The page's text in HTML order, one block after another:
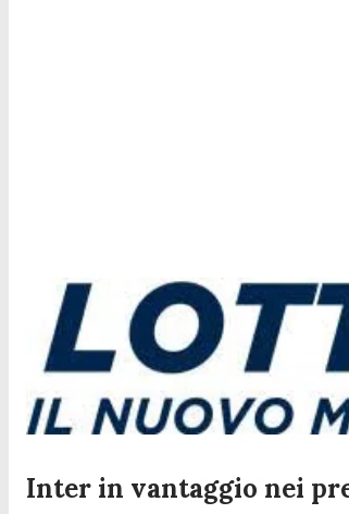
Inter in vantaggio nei